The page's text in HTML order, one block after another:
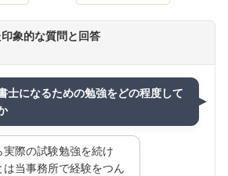
象的な質問と回答
士になるための勉強をどの程度して
際の試験勉強を続け
当事務所で経験をつん